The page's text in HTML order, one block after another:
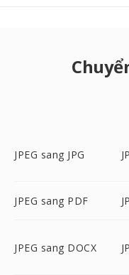
JPEG sang JPG
JPEG sang PDF
JPEG sang DOCX